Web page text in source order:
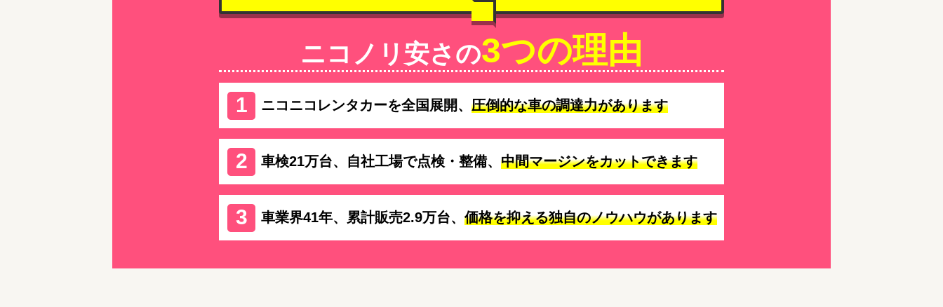
ニコノリ安さの3つの理由
ニコニコレンタカーを全国展開、 圧倒的な車の調達力があります
車検21万台、自社工場で点検・整備、 中間マージンをカットできます
車業界41年、累計販売2.9万台、 価格を抑える独自のノウハウがあります